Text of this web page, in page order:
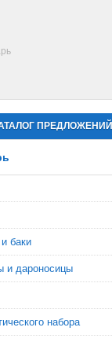
ПРЕДЛОЖЕНИЙ
баки
и дароносицы
набора